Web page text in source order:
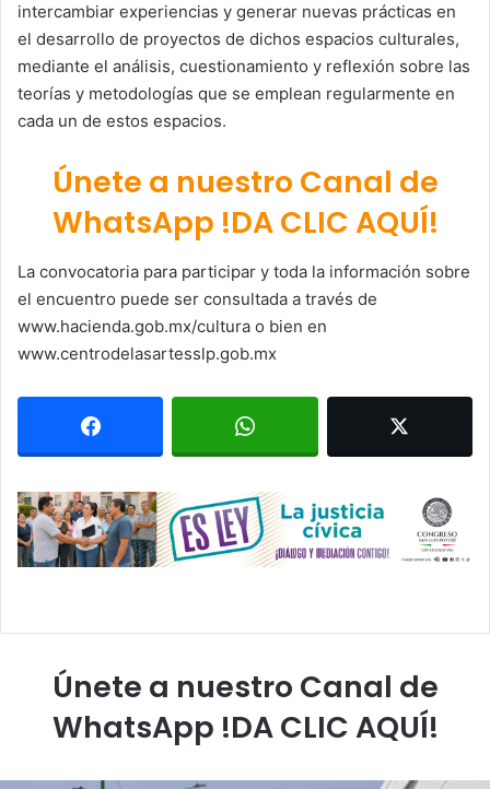
intercambiar experiencias y generar nuevas prácticas en
el desarrollo de proyectos de dichos espacios culturales,
mediante el análisis, cuestionamiento y reflexión sobre las
teorías y metodologías que se emplean regularmente en
cada un de estos espacios.
Únete a nuestro Canal de
WhatsApp !DA CLIC AQUÍ!
La convocatoria para participar y toda la información sobre
el encuentro puede ser consultada a través de
www.hacienda.gob.mx/cultura o bien en
www.centrodelasartesslp.gob.mx
Únete a nuestro Canal de
WhatsApp !DA CLIC AQUÍ!